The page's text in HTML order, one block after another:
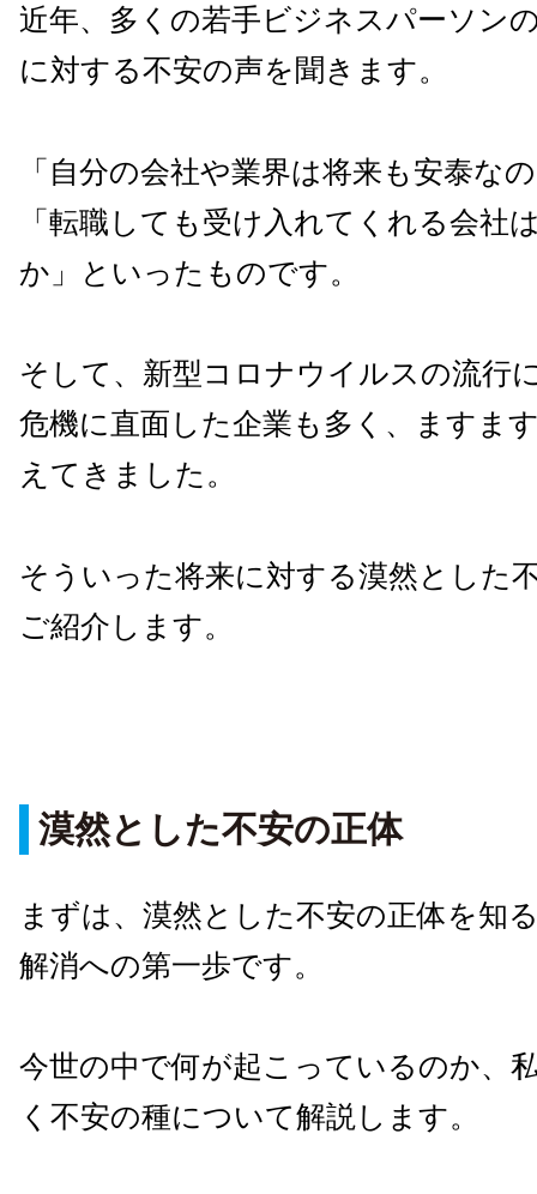
近年、多くの若手ビジネスパーソン
に対する不安の声を聞きます。
「自分の会社や業界は将来も安泰な
「転職しても受け入れてくれる会社
か」といったものです。
そして、新型コロナウイルスの流行
危機に直面した企業も多く、ますま
えてきました。
そういった将来に対する漠然とした
ご紹介します。
漠然とした不安の正体
まずは、漠然とした不安の正体を知
解消への第一歩です。
今世の中で何が起こっているのか、
く不安の種について解説します。